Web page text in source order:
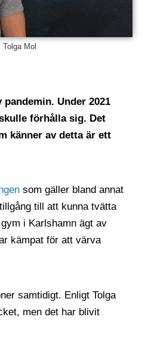
Mol
Under 2021
förhålla sig. Det
känner av detta är ett
som gäller bland annat
till att kunna tvätta
i Karlshamn ägt av
kämpat för att värva
samtidigt. Enligt Tolga
men det har blivit